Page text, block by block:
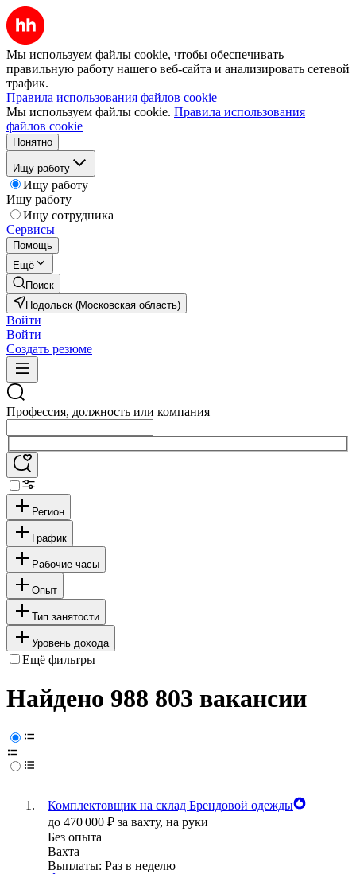
Мы используем файлы cookie, чтобы обеспечивать
правильную работу нашего веб-сайта и анализировать сетевой
трафик.
Правила использования файлов cookie
Мы используем файлы cookie. Правила использования
файлов cookie
Понятно
Ищу работу
Ищу работу
Ищу работу
Ищу сотрудника
Сервисы
Помощь
Ещё
Поиск
Подольск (Московская область)
Войти
Войти
Создать резюме
Профессия, должность или компания
Регион
График
Рабочие часы
Опыт
Тип занятости
Уровень дохода
Ещё фильтры
Найдено 988 803 вакансии
Комплектовщик на склад Брендовой одежды
до 470 000 ₽ за вахту, на руки
Без опыта
Вахта
Выплаты: Раз в неделю